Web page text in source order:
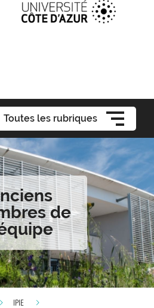
Toutes les rubriques
de
IPIE